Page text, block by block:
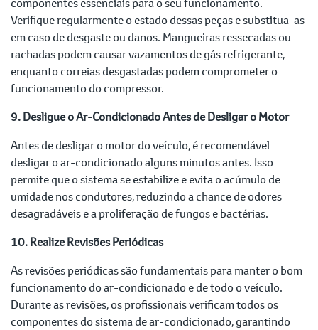
Verifique regularmente o estado dessas peças e substitua-as
em caso de desgaste ou danos. Mangueiras ressecadas ou
rachadas podem causar vazamentos de gás refrigerante,
enquanto correias desgastadas podem comprometer o
funcionamento do compressor.
9. Desligue o Ar-Condicionado Antes de Desligar o Motor
Antes de desligar o motor do veículo, é recomendável
desligar o ar-condicionado alguns minutos antes. Isso
permite que o sistema se estabilize e evita o acúmulo de
umidade nos condutores, reduzindo a chance de odores
desagradáveis e a proliferação de fungos e bactérias.
10. Realize Revisões Periódicas
As revisões periódicas são fundamentais para manter o bom
funcionamento do ar-condicionado e de todo o veículo.
Durante as revisões, os profissionais verificam todos os
componentes do sistema de ar-condicionado, garantindo